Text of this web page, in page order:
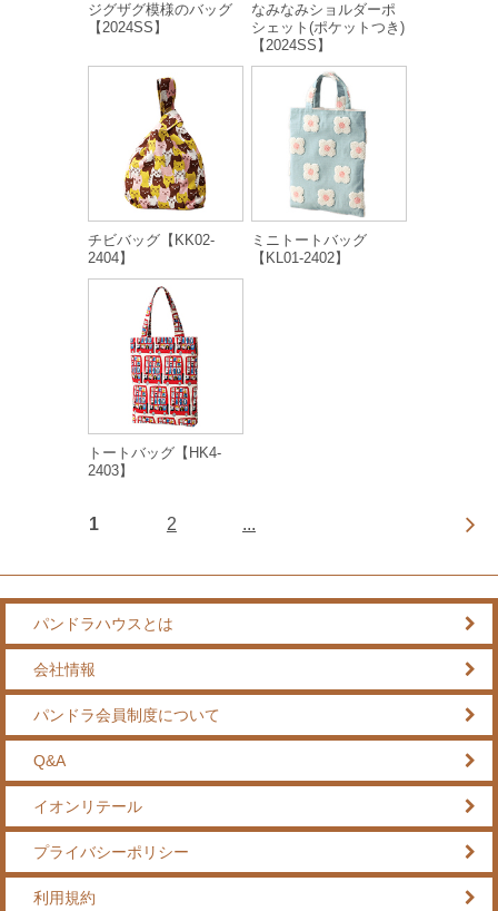
ジグザグ模様のバッグ
【2024SS】
なみなみショルダーポ
シェット(ポケットつき)
【2024SS】
チビバッグ【KK02-
2404】
ミニトートバッグ
【KL01-2402】
トートバッグ【HK4-
2403】
1 2 ...
パンドラハウスとは
会社情報
パンドラ会員制度について
Q&A
イオンリテール
プライバシーポリシー
利用規約